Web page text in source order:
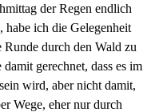
der Regen endlich
habe ich die Gelegenheit
Runde durch den Wald zu
damit gerechnet, dass es im
wird, aber nicht damit,
Wege, eher nur durch